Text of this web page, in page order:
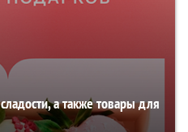
а также товары для